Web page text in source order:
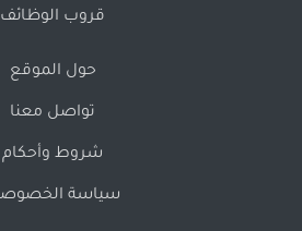
قروب الوظائف
حول الموقع
تواصل معنا
شروط وأحكام
سياسة